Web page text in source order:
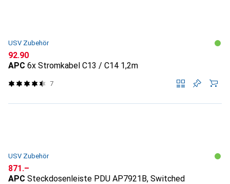
USV Zubehör
CHF
92.90
APC 6x Stromkabel C13 / C14 1,2m
7
USV Zubehör
CHF
871.–
APC Steckdosenleiste PDU AP7921B, Switched